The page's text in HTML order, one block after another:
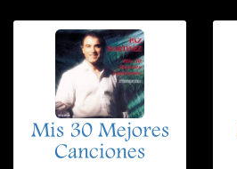
Mis 30 Mejores
Canciones